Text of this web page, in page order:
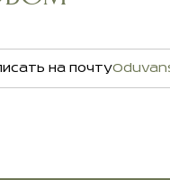
на почту